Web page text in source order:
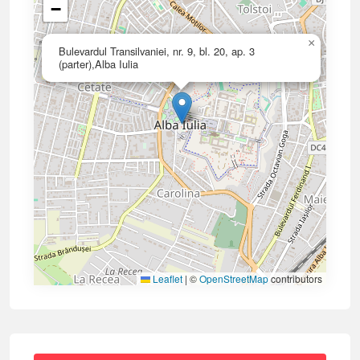
Bulevardul Transilvaniei, nr. 9, bl. 20, ap. 3
(parter),Alba Iulia
×
−
Leaflet | ©OpenStreetMapcontributors